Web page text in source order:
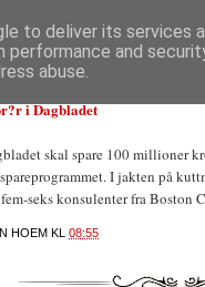
i Dagbladet
skal spare 100 millioner
I jakten på
seks konsulenter fra Boston
HOEM KL 08:55
to deliver its services
performance and
abuse.